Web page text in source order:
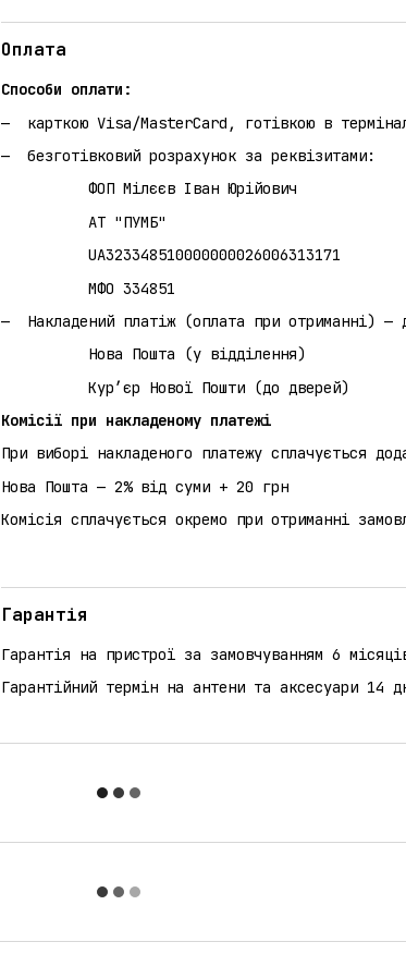
Оплата
Способи оплати:
карткою Visa/MasterCard, готівкою в
безготівковий розрахунок за реквізитами:
ФОП Мілєєв Іван Юрійович
АТ "ПУМБ"
UA323348510000000026006313171
МФО 334851
Накладений платіж (оплата при
Нова Пошта (у відділення)
Кур’єр Нової Пошти (до дверей)
Комісії при накладеному платежі
При виборі накладеного платежу сплачується
Нова Пошта — 2% від суми + 20 грн
Комісія сплачується окремо при отриманні
Гарантія
Гарантія на пристрої за замовчуванням 6
Гарантійний термін на антени та аксесуари 14